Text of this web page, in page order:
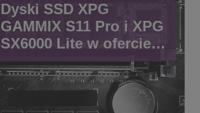
Dyski SSD XPG
GAMMIX S11 Pro i XPG
SX6000 Lite w ofercie
ADATA